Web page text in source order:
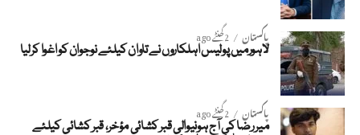
پاکستان 2 گھنٹے ago
لاہورمیں پولیس اہلکاروں نے تاوان کیلئے نوجوان کو اغوا کرلیا
پاکستان 2 گھنٹے ago
میر رضا کی آج ہونیوالی قبر کشائی مؤخر، قبر کشائی کیلئے